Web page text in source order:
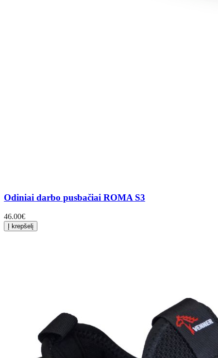
Odiniai darbo pusbačiai ROMA S3
46.00€
Į krepšelį